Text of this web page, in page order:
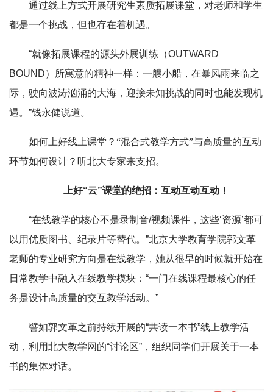
通过线上方式开展研究生素质拓展课堂，对老师和学生
都是一个挑战，但也存在着机遇。
“就像拓展课程的源头外展训练（OUTWARD
BOUND）所寓意的精神一样：一艘小船，在暴风雨来临之
际，驶向波涛汹涌的大海，迎接未知挑战的同时也能发现机
遇。”钱永健说道。
如何上好线上课堂？“混合式教学方式”与高质量的互动
环节如何设计？听北大专家来支招。
上好“云”课堂的绝招：互动互动互动！
“在线教学的核心不是录制音/视频课件，这些‘资源’都可
以用优质图书、纪录片等替代。”北京大学教育学院郭文革
老师的专业研究方向是在线教学，她从很早的时候就开始在
日常教学中融入在线教学模块：“一门在线课程最核心的任
务是设计高质量的交互教学活动。”
譬如郭文革之前持续开展的“共读一本书”线上教学活
动，利用北大教学网的“讨论区”，组织同学们开展关于一本
书的集体对话。